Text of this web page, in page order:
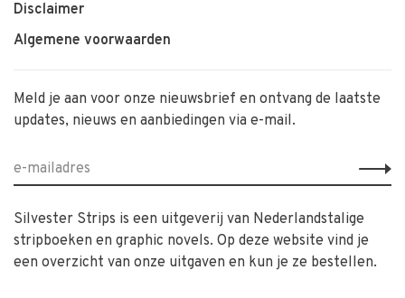
Disclaimer
Algemene voorwaarden
Meld je aan voor onze nieuwsbrief en ontvang de laatste
updates, nieuws en aanbiedingen via e-mail.
Silvester Strips is een uitgeverij van Nederlandstalige
stripboeken en graphic novels. Op deze website vind je
een overzicht van onze uitgaven en kun je ze bestellen.